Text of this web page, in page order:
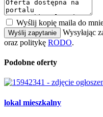
Wyślij kopię maila do
Wyślij zapytanie Wysyłając
oraz politykę RODO.
Podobne oferty
lokal mieszkalny